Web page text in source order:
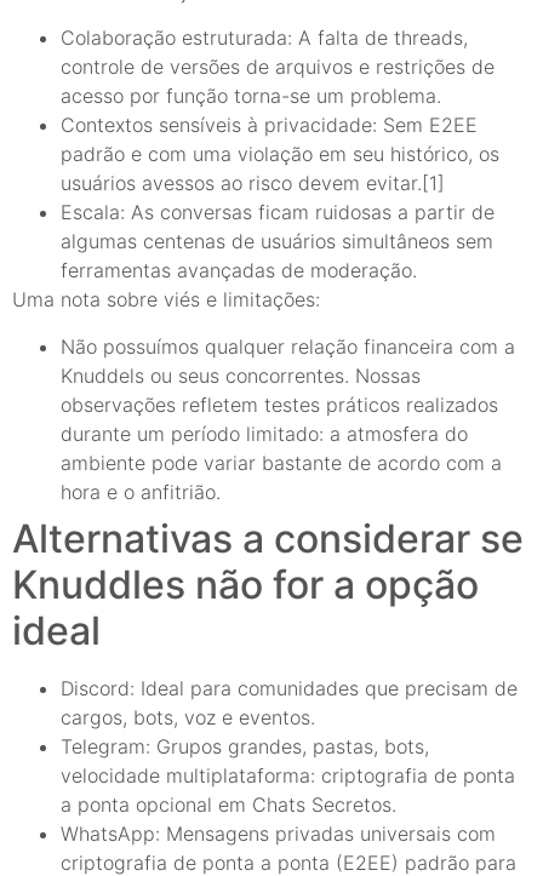
Colaboração estruturada: A falta de threads,
controle de versões de arquivos e restrições de
acesso por função torna-se um problema.
Contextos sensíveis à privacidade: Sem E2EE
padrão e com uma violação em seu histórico, os
usuários avessos ao risco devem evitar.[1]
Escala: As conversas ficam ruidosas a partir de
algumas centenas de usuários simultâneos sem
ferramentas avançadas de moderação.
Uma nota sobre viés e limitações:
Não possuímos qualquer relação financeira com a
Knuddels ou seus concorrentes. Nossas
observações refletem testes práticos realizados
durante um período limitado: a atmosfera do
ambiente pode variar bastante de acordo com a
hora e o anfitrião.
Alternativas a considerar se
Knuddles não for a opção
ideal
Discord: Ideal para comunidades que precisam de
cargos, bots, voz e eventos.
Telegram: Grupos grandes, pastas, bots,
velocidade multiplataforma: criptografia de ponta
a ponta opcional em Chats Secretos.
WhatsApp: Mensagens privadas universais com
criptografia de ponta a ponta (E2EE) padrão para